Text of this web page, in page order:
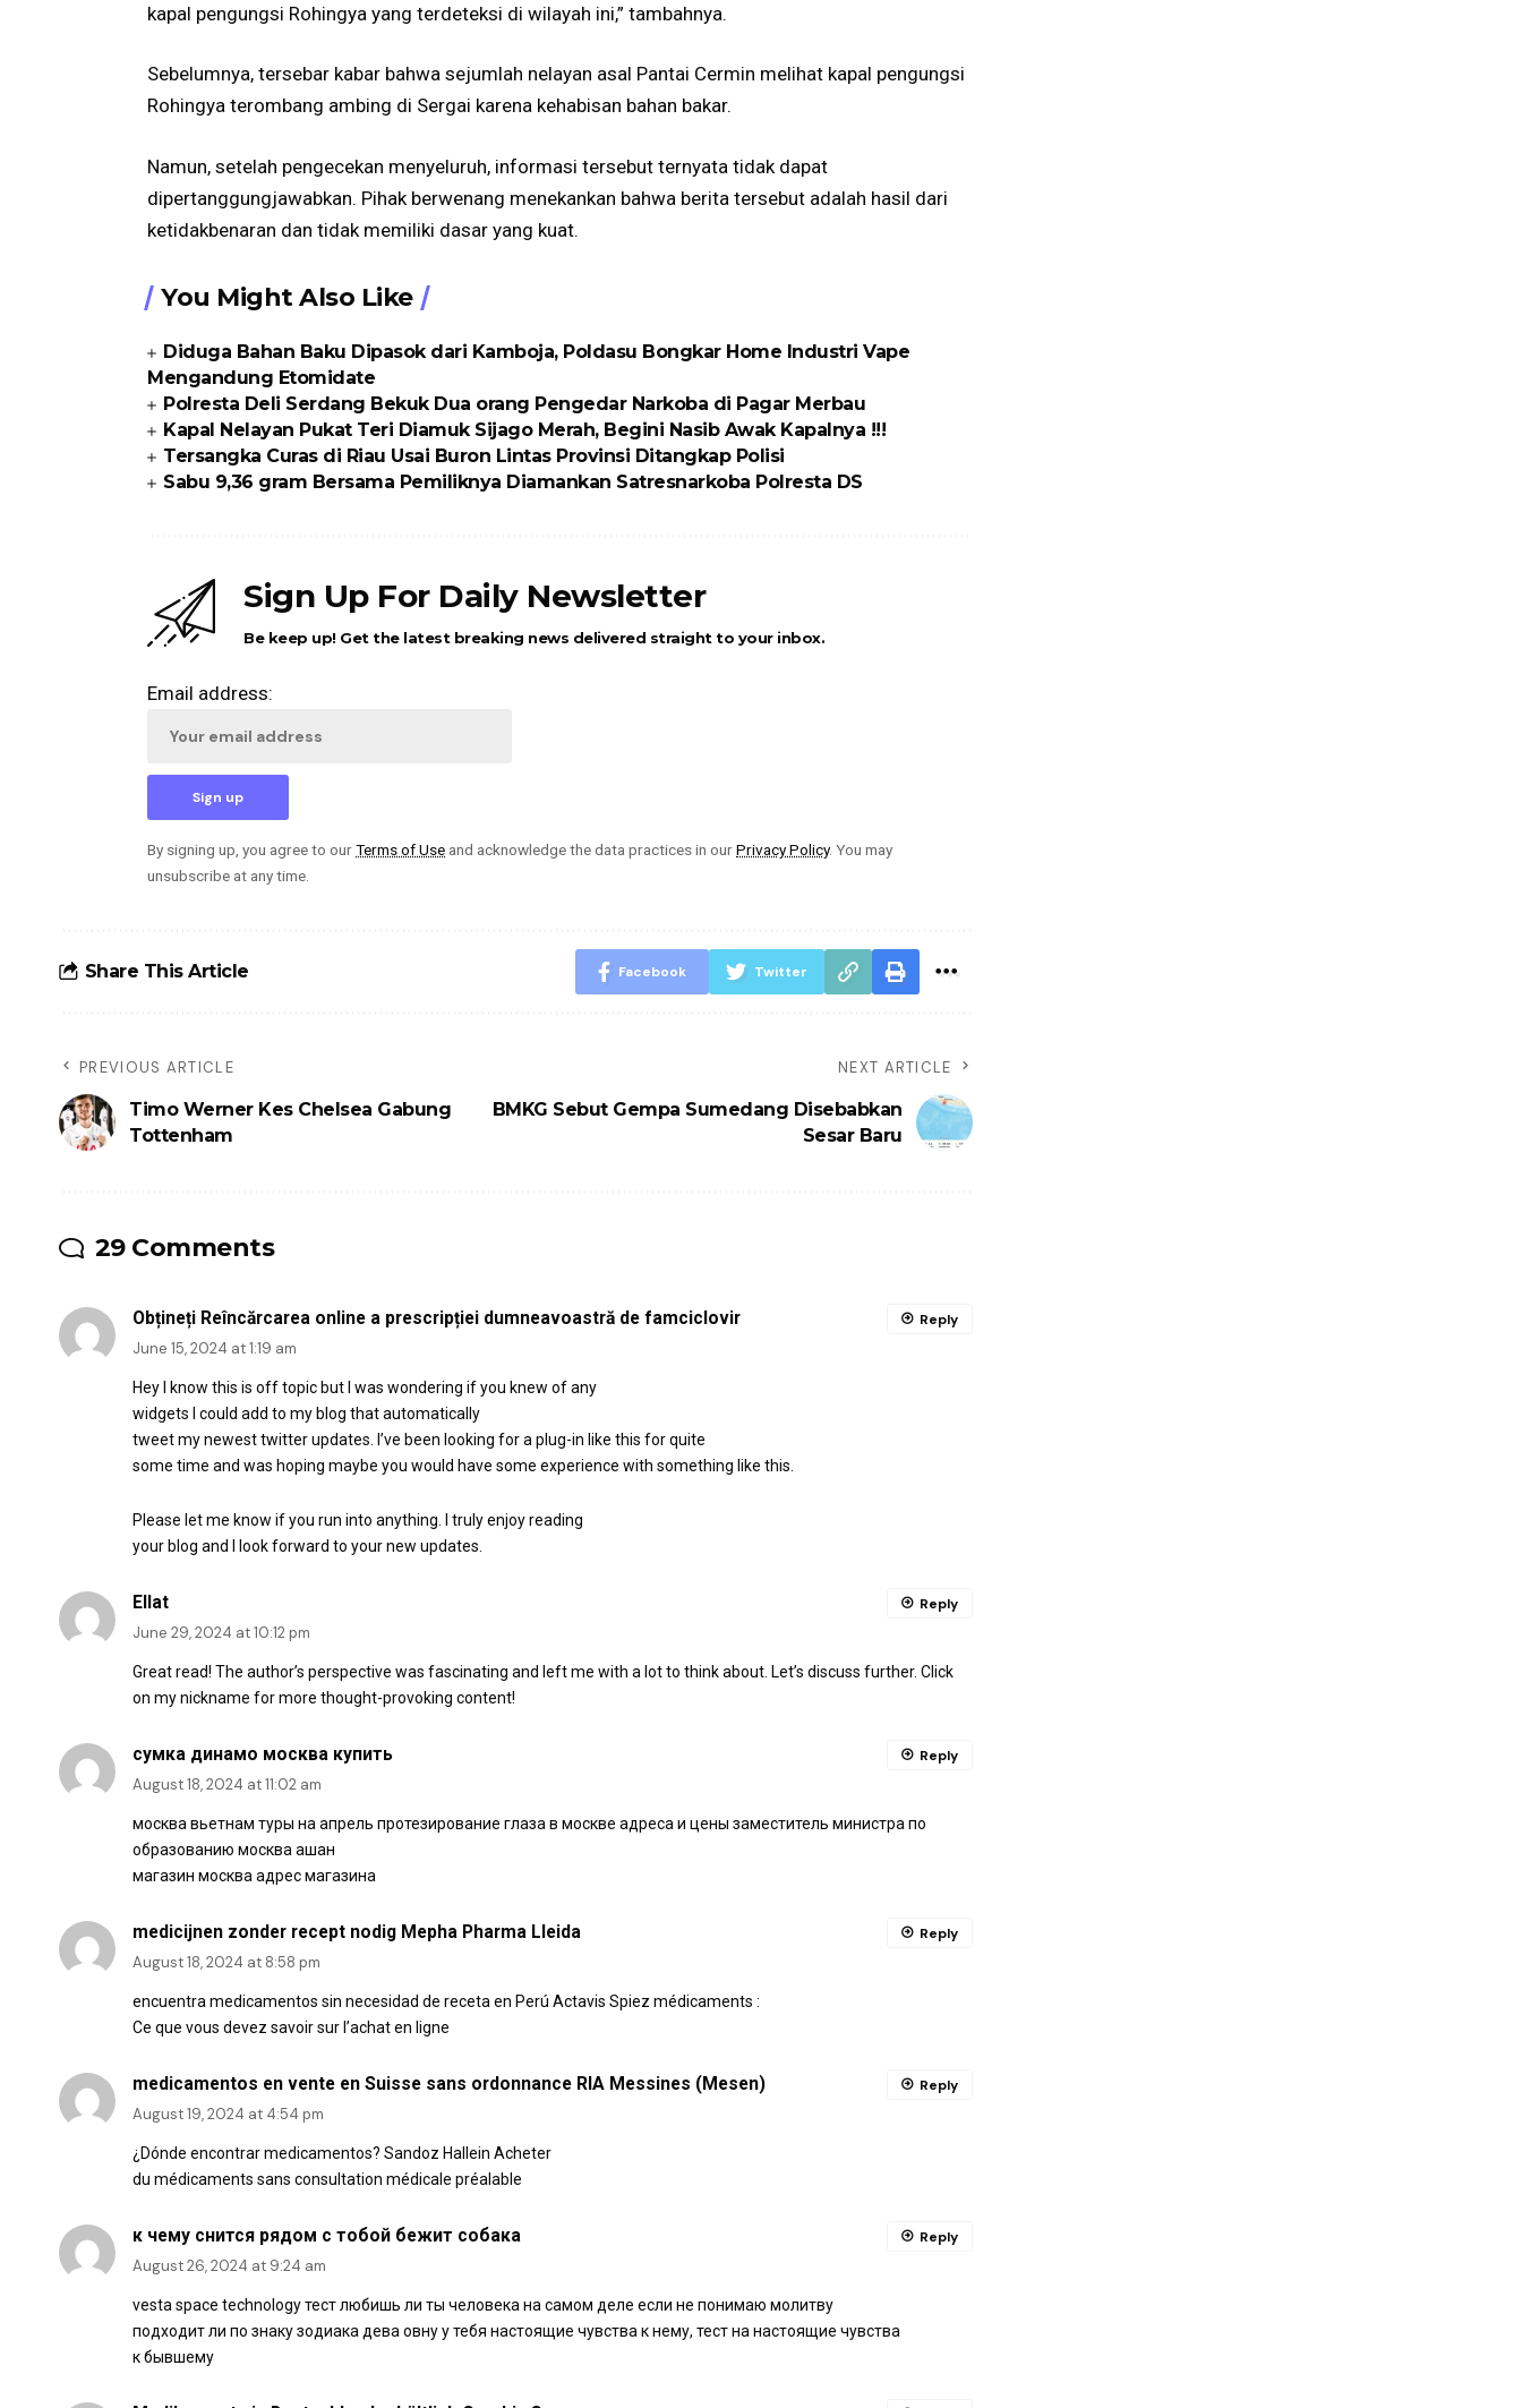
kapal pengungsi Rohingya yang terdeteksi di wilayah ini,” tambahnya.
Sebelumnya, tersebar kabar bahwa sejumlah nelayan asal Pantai Cermin melihat kapal pengungsi
Rohingya terombang ambing di Sergai karena kehabisan bahan bakar.
Namun, setelah pengecekan menyeluruh, informasi tersebut ternyata tidak dapat
dipertanggungjawabkan. Pihak berwenang menekankan bahwa berita tersebut adalah hasil dari
ketidakbenaran dan tidak memiliki dasar yang kuat.
You Might Also Like
Diduga Bahan Baku Dipasok dari Kamboja, Poldasu Bongkar Home Industri Vape
Mengandung Etomidate
Polresta Deli Serdang Bekuk Dua orang Pengedar Narkoba di Pagar Merbau
Kapal Nelayan Pukat Teri Diamuk Sijago Merah, Begini Nasib Awak Kapalnya !!!
Tersangka Curas di Riau Usai Buron Lintas Provinsi Ditangkap Polisi
Sabu 9,36 gram Bersama Pemiliknya Diamankan Satresnarkoba Polresta DS
Sign Up For Daily Newsletter
Be keep up! Get the latest breaking news delivered straight to your inbox.
Email address:
By signing up, you agree to ourTerms of Use and acknowledge the data practices in ourPrivacy Policy. You may
unsubscribe at any time.
Share This Article Facebook Twitter
PREVIOUS ARTICLE
Timo Werner Kes Chelsea Gabung
Tottenham
NEXT ARTICLE
BMKG Sebut Gempa Sumedang Disebabkan
Sesar Baru
29 Comments
Obțineți Reîncărcarea online a prescripției dumneavoastră de famciclovir
June 15, 2024 at 1:19 am
Hey I know this is off topic but I was wondering if you knew of any
widgets I could add to my blog that automatically
tweet my newest twitter updates. I’ve been looking for a plug-in like this for quite
some time and was hoping maybe you would have some experience with something like this.
Please let me know if you run into anything. I truly enjoy reading
your blog and I look forward to your new updates.
Reply
Ellat
June 29, 2024 at 10:12 pm
Great read! The author’s perspective was fascinating and left me with a lot to think about. Let’s discuss further. Click
on my nickname for more thought-provoking content!
Reply
сумка динамо москва купить
August 18, 2024 at 11:02 am
москва вьетнам туры на апрель протезирование глаза в москве адреса и цены заместитель министра по
образованию москва ашан
магазин москва адрес магазина
Reply
medicijnen zonder recept nodig Mepha Pharma Lleida
August 18, 2024 at 8:58 pm
encuentra medicamentos sin necesidad de receta en Perú Actavis Spiez médicaments :
Ce que vous devez savoir sur l’achat en ligne
Reply
medicamentos en vente en Suisse sans ordonnance RIA Messines (Mesen)
August 19, 2024 at 4:54 pm
¿Dónde encontrar medicamentos? Sandoz Hallein Acheter
du médicaments sans consultation médicale préalable
Reply
к чему снится рядом с тобой бежит собака
August 26, 2024 at 9:24 am
vesta space technology тест любишь ли ты человека на самом деле если не понимаю молитву
подходит ли по знаку зодиака дева овну у тебя настоящие чувства к нему, тест на настоящие чувства
к бывшему
Reply